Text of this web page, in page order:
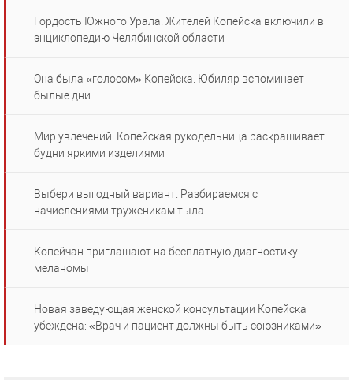
Гордость Южного Урала. Жителей Копейска включили в
энциклопедию Челябинской области
Она была «голосом» Копейска. Юбиляр вспоминает
былые дни
Мир увлечений. Копейская рукодельница раскрашивает
будни яркими изделиями
Выбери выгодный вариант. Разбираемся с
начислениями труженикам тыла
Копейчан приглашают на бесплатную диагностику
меланомы
Новая заведующая женской консультации Копейска
убеждена: «Врач и пациент должны быть союзниками»